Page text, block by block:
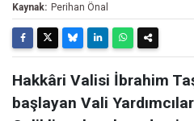
Kaynak: Perihan Önal
Hakkâri Valisi İbrahim
başlayan Vali